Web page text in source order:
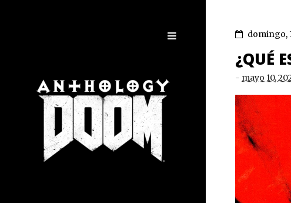
domingo,
¿QUÉ
- mayo 10,